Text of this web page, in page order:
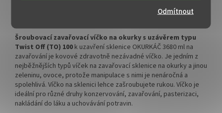
Odmítnout
objednejte
✅ Pro výhodnější cenu kupte
celý karton
✅ Víčka skladem a ihned k
odeslání!
Kupte karton víček a máte
na něj dopravu ZDARMA!
✅ Různé varianty víček TO 100
✅ Pro výhodnější cenu kupte
celý karton
✅ Víčka skladem a ihned k
odeslání!
Kupte karton víček a máte
na něj dopravu ZDARMA!
Víčko Twist Off 100 BÍLÉ na zavařovací sklenici na okurky se
Šroubovací zavařovací víčko na okurky s uzávěrem typu
Twist Off (TO) 100 k uzavření sklenice OKURKÁČ 3680 ml na
zavařování je kovové zdravotně nezávadné víčko. Je jedním z
nejběžnějších typů víček na zavařovací sklenice na okurky a jinou
zeleninu, ovoce, protože manipulace s nimi je nenáročná a
spolehlivá. Víčko na sklenici lehce zašroubujete rukou. Víčko je
ideální pro různé druhy konzervování, zavařování, pasterizaci,
nakládání do láku a uchovávání potravin.